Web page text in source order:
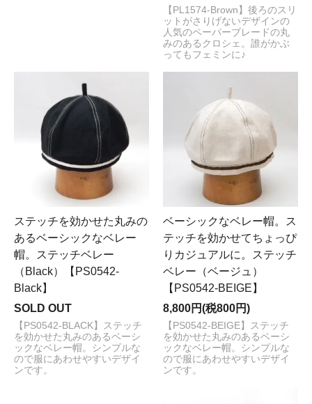
【PL1574-Brown】後ろのスリ
ットがさりげないデザインの
人気のペーパーブレードの丸
みのあるクロシェ。誰がかぶ
ってもフェミンに♪
ステッチを効かせた丸みの
あるベーシックなベレー
帽。ステッチベレー
（Black）【PS0542-
Black】
SOLD OUT
【PS0542-BLACK】ステッチ
を効かせた丸みのあるベーシ
ックなベレー帽。シンプルな
ので服にあわせやすいデザイ
ンです。
ベーシックなベレー帽。ス
テッチを効かせてちょっぴ
りカジュアルに。ステッチ
ベレー（ベージュ）
【PS0542-BEIGE】
8,800円(税800円)
【PS0542-BEIGE】ステッチ
を効かせた丸みのあるベーシ
ックなベレー帽。シンプルな
ので服にあわせやすいデザイ
ンです。